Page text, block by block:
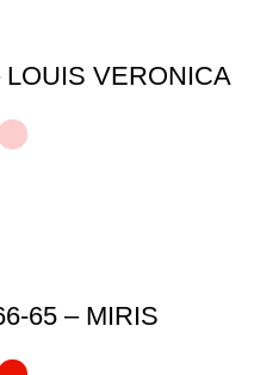
LOUIS VERONICA
65 – MIRIS